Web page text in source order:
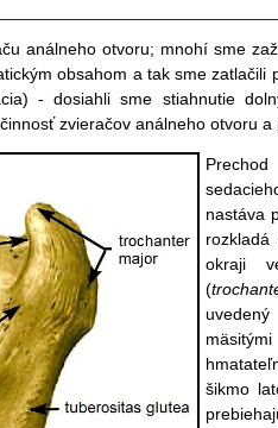
análneho otvoru; mnohí sme
obsahom a tak sme zatlačili
- dosiahli sme stiahnutie
zvieračov análneho otvoru a
nastáva
okraji
(
šikmo